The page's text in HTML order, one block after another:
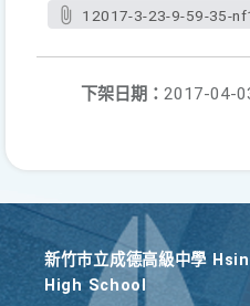
12017-3-23-9-59-35-
下架日期： 2017-04-
新竹巿立成德高級中學
High School